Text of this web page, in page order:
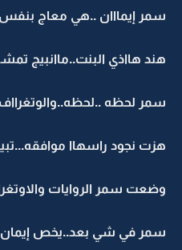
سمر إيمااان ..هي معاج
هند هااذي البنت..ماانبيج
سمر لحظه
هزت نجود راسهاا
وضعت سمر الروايات
سمر في شي بعد..يخص إيمان